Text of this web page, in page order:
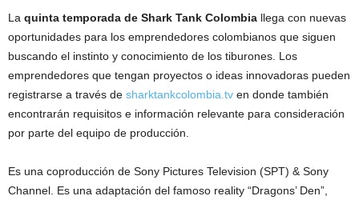
La quinta temporada de Shark Tank Colombia llega con nuevas
oportunidades para los emprendedores colombianos que siguen
buscando el instinto y conocimiento de los tiburones. Los
emprendedores que tengan proyectos o ideas innovadoras pueden
registrarse a través de sharktankcolombia.tv en donde también
encontrarán requisitos e información relevante para consideración
por parte del equipo de producción.
Es una coproducción de Sony Pictures Television (SPT) & Sony
Channel. Es una adaptación del famoso reality “Dragons’ Den”,